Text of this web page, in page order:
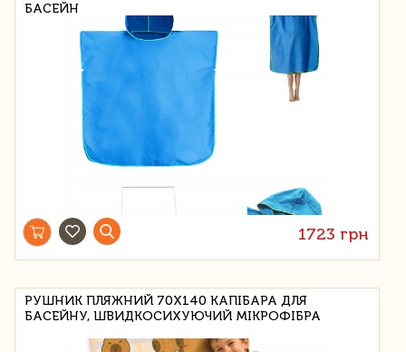
БАСЕЙН
1723 грн
РУШНИК ПЛЯЖНИЙ 70Х140 КАПІБАРА ДЛЯ
БАСЕЙНУ, ШВИДКОСИХУЮЧИЙ МІКРОФІБРА